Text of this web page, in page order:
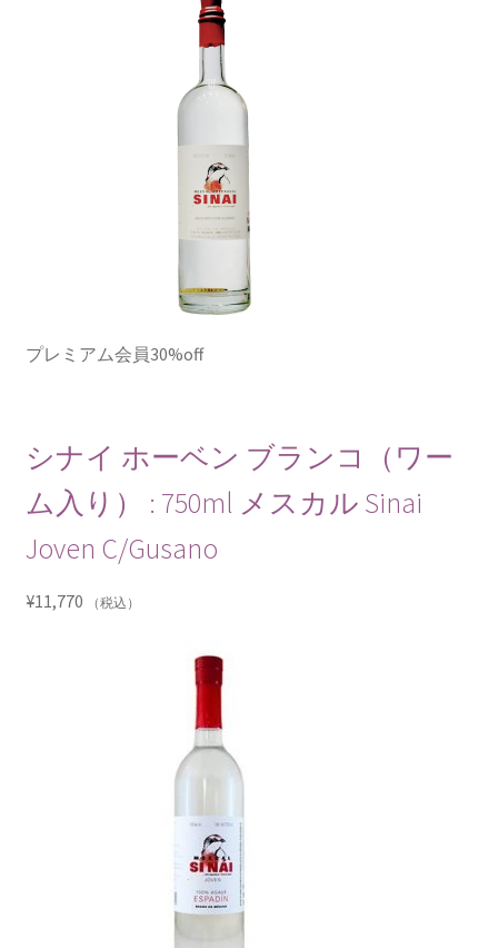
プレミアム会員30%off
シナイ ホーベン ブランコ（ワー
ム入り） : 750ml メスカル Sinai
Joven C/Gusano
¥11,770 （税込）